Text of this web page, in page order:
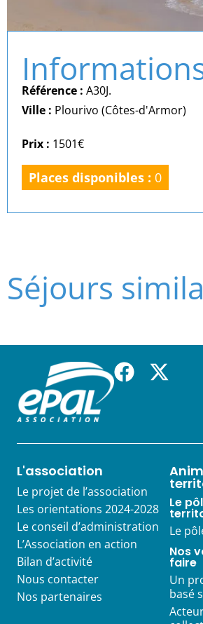
Référence : A30J.
Ville : Plourivo (Côtes-d'Armor)
Prix : 1501€
Places disponibles : 0
Séjours
L'association
Le projet de l’association
Les orientations 2024-2028
Le conseil d’administration
L’Association en action
Bilan d’activité
Nous contacter
Nos partenaires
Le
Le
Nos
faire
Un
basé